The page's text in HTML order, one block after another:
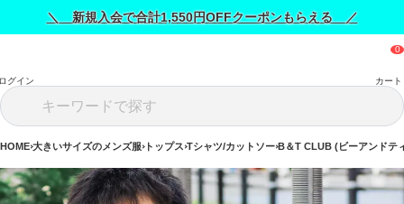
＼ 新規入会で合計1,550円OFFクーポンもらえる ／
グイン カート
HOME 大きいサイズのメンズ服 トップス Tシャツ/カットソー B＆T CLUB (ビーアンドテ